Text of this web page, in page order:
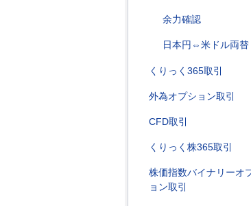
余力確認
日本円⇔米ドル両替
くりっく365取引
外為オプション取引
CFD取引
くりっく株365取引
株価指数バイナリーオ
ョン取引